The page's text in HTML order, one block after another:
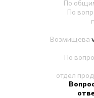
По
По
Возмищева
По
отдел